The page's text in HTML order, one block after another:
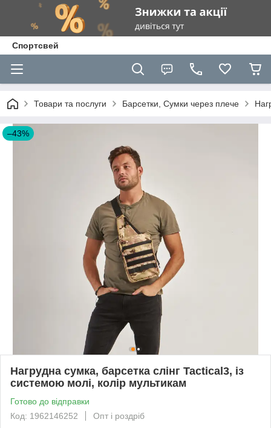
Спортсвей
Товари та послуги Барсетки, Сумки через плече
–43%
Нагрудна сумка, барсетка слінг Tactical3, із
системою молі, колір мультикам
Готово до відправки
Код: 1962146252
Опт і роздріб